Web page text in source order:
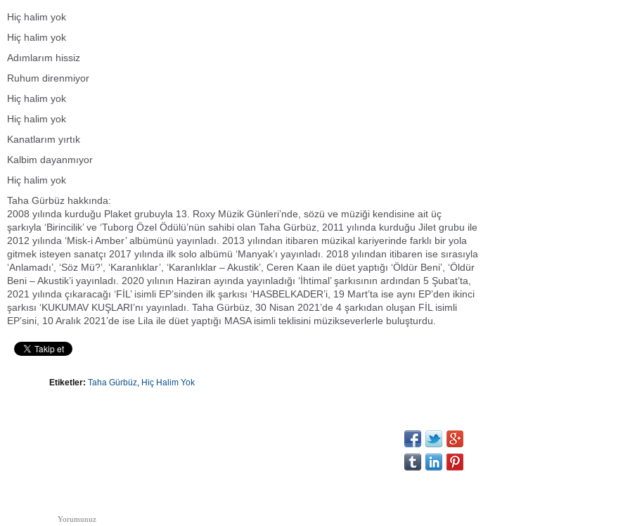
Hiç halim yok
Hiç halim yok
Adımlarım hissiz
Ruhum direnmiyor
Hiç halim yok
Hiç halim yok
Kanatlarım yırtık
Kalbim dayanmıyor
Hiç halim yok
Taha Gürbüz hakkında:
2008 yılında kurduğu Plaket grubuyla 13. Roxy Müzik Günleri’nde, sözü ve müziği kendisine ait üç
şarkıyla ‘Birincilik’ ve ‘Tuborg Özel Ödülü’nün sahibi olan Taha Gürbüz, 2011 yılında kurduğu Jilet grubu ile
2012 yılında ‘Misk-i Amber’ albümünü yayınladı. 2013 yılından itibaren müzikal kariyerinde farklı bir yola
gitmek isteyen sanatçı 2017 yılında ilk solo albümü ‘Manyak’ı yayınladı. 2018 yılından itibaren ise sırasıyla
‘Anlamadı’, ‘Söz Mü?’, ‘Karanlıklar’, ‘Karanlıklar – Akustik’, Ceren Kaan ile düet yaptığı ‘Öldür Beni’, ‘Öldür
Beni – Akustik’i yayınladı. 2020 yılının Haziran ayında yayınladığı ‘İhtimal’ şarkısının ardından 5 Şubat’ta,
2021 yılında çıkaracağı ‘FİL’ isimli EP’sinden ilk şarkısı ‘HASBELKADER’i, 19 Mart’ta ise aynı EP’den ikinci
şarkısı ‘KUKUMAV KUŞLARI’nı yayınladı. Taha Gürbüz, 30 Nisan 2021’de 4 şarkıdan oluşan FİL isimli
EP’sini, 10 Aralık 2021’de ise Lila ile düet yaptığı MASA isimli teklisini müzikseverlerle buluşturdu.
Etiketler: Taha Gürbüz, Hiç Halim Yok